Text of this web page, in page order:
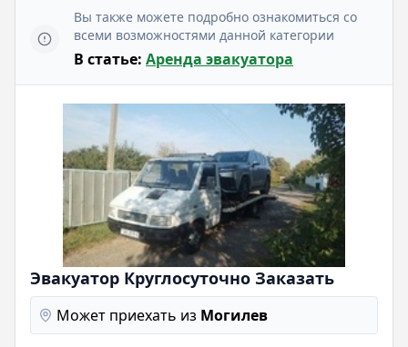
Вы также можете подробно ознакомиться со
всеми возможностями данной категории
В статье: Аренда эвакуатора
Эвакуатор Круглосуточно Заказать
Может приехать из Могилев